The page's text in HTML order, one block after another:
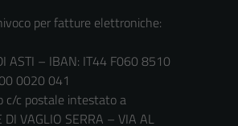
per fatture elettroniche:
ASTI – IBAN: IT44 F060 8510
0020 041
c/c postale intestato a
DI VAGLIO SERRA – VIA AL